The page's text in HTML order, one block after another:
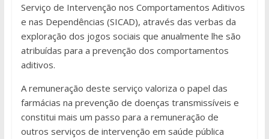
Serviço de Intervenção nos Comportamentos Aditivos
e nas Dependências (SICAD), através das verbas da
exploração dos jogos sociais que anualmente lhe são
atribuídas para a prevenção dos comportamentos
aditivos.
A remuneração deste serviço valoriza o papel das
farmácias na prevenção de doenças transmissíveis e
constitui mais um passo para a remuneração de
outros serviços de intervenção em saúde pública